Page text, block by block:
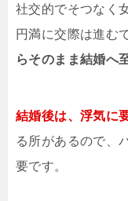
社交的でそつなく
円満に交際は進む
らそのまま結婚へ
結婚後は、浮気に
る所があるので、
要です。